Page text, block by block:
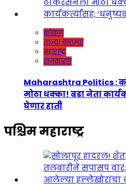
कोकण
ताज्या बातम्या
महाराष्ट्र
राजकारण
Maharashtra Politics :
मोठा धक्का! बडा नेता
घेणार हाती
पश्चिम महाराष्ट्र